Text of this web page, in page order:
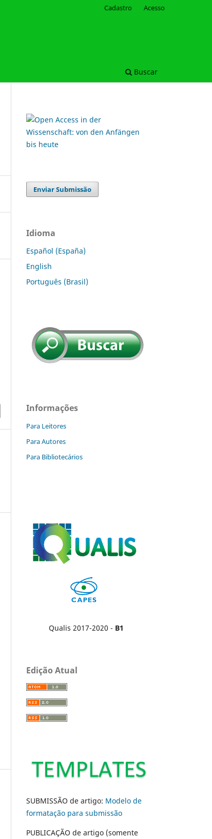
Buscar
Cadastro Acesso
Enviar Submissão
Idioma
Español (España)
English
Português (Brasil)
Informações
Para Leitores
Para Autores
Para Bibliotecários
Qualis 2017-2020 - B1
Edição Atual
SUBMISSÃO de artigo: Modelo de
formatação para submissão
PUBLICAÇÃO de artigo (somente